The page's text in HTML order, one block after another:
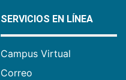
SERVICIOS EN LÍNEA
Campus Virtual
Correo